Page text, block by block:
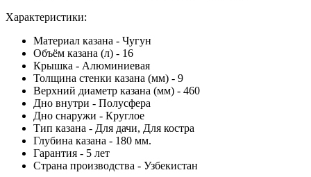
Характеристики:
Материал казана - Чугун
Объём казана (л) - 16
Крышка - Алюминиевая
Толщина стенки казана (мм) - 9
Верхний диаметр казана (мм) - 460
Дно внутри - Полусфера
Дно снаружи - Круглое
Тип казана - Для дачи, Для костра
Глубина казана - 180 мм.
Гарантия - 5 лет
Страна производства - Узбекистан